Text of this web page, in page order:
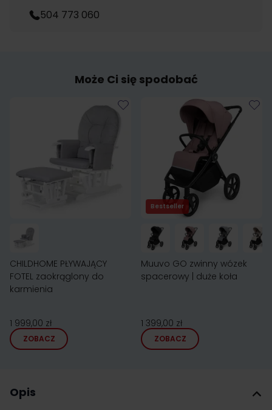
504 773 060
Może Ci się spodobać
CHILDHOME PŁYWAJĄCY
FOTEL zaokrąglony do
karmienia
1 999,00 zł
ZOBACZ
Bestseller
Muuvo GO zwinny wózek
spacerowy | duże koła
1 399,00 zł
ZOBACZ
Opis